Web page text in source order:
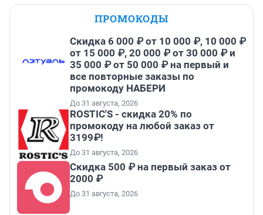
ПРОМОКОДЫ
Скидка 6 000 ₽ от 10 000 ₽, 10 000 ₽
от 15 000 ₽, 20 000 ₽ от 30 000 ₽ и
35 000 ₽ от 50 000 ₽ на первый и
все повторные заказы по
промокоду НАБЕРИ
До 31 августа, 2026
ROSTIC'S - скидка 20% по
промокоду на любой заказ от
3199₽!
До 31 августа, 2026
Скидка 500 ₽ на первый заказ от
2000 ₽
До 31 августа, 2026